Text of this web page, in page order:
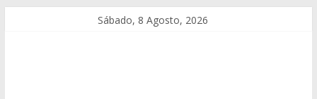
Sábado, 8 Agosto, 2026